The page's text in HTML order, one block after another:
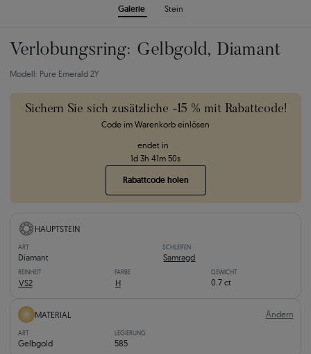
Galerie Stein
Verlobungsring: Gelbgold, Diamant
Modell: Pure Emerald 2Y
Sichern Sie sich zusätzliche -15 % mit Rabattcode!
Code im Warenkorb einlösen
endet in
1d 3h 41m 48s
Rabattcode holen
HAUPTSTEIN
ART
Diamant
SCHLEIFEN
Samragd
REINHEIT
VS2
FARBE
H
GEWICHT
0.7 ct
MATERIAL Ändern
ART
Gelbgold
LEGIERUNG
585